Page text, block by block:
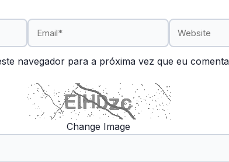
Email* Website
navegador para a próxima vez que eu
Change Image